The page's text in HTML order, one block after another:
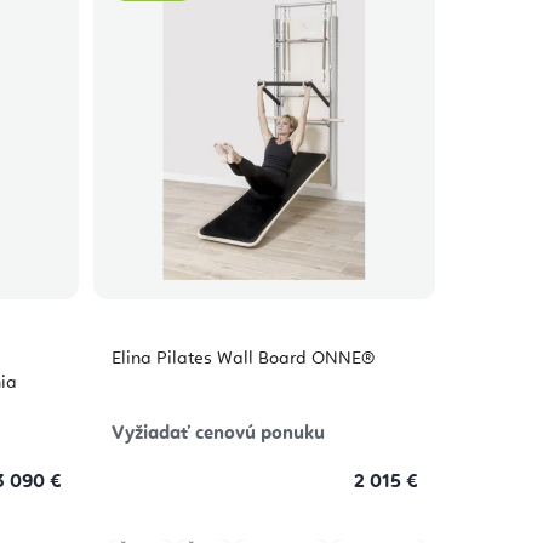
090 €
Elina Pilates Wall Board ONNE®
Vyžiadať cenovú ponuku
2 015 €